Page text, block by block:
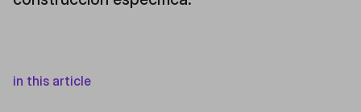
in this article